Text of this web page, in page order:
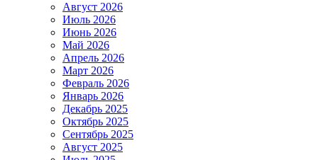
Август 2026
Июль 2026
Июнь 2026
Май 2026
Апрель 2026
Март 2026
Февраль 2026
Январь 2026
Декабрь 2025
Октябрь 2025
Сентябрь 2025
Август 2025